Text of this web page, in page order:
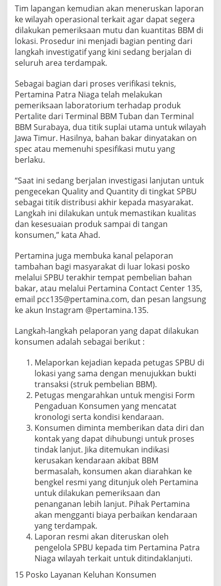
Tim lapangan kemudian akan meneruskan laporan
ke wilayah operasional terkait agar dapat segera
dilakukan pemeriksaan mutu dan kuantitas BBM di
lokasi. Prosedur ini menjadi bagian penting dari
langkah investigatif yang kini sedang berjalan di
seluruh area terdampak.
Sebagai bagian dari proses verifikasi teknis,
Pertamina Patra Niaga telah melakukan
pemeriksaan laboratorium terhadap produk
Pertalite dari Terminal BBM Tuban dan Terminal
BBM Surabaya, dua titik suplai utama untuk wilayah
Jawa Timur. Hasilnya, bahan bakar dinyatakan on
spec atau memenuhi spesifikasi mutu yang
berlaku.
“Saat ini sedang berjalan investigasi lanjutan untuk
pengecekan Quality and Quantity di tingkat SPBU
sebagai titik distribusi akhir kepada masyarakat.
Langkah ini dilakukan untuk memastikan kualitas
dan kesesuaian produk sampai di tangan
konsumen,” kata Ahad.
Pertamina juga membuka kanal pelaporan
tambahan bagi masyarakat di luar lokasi posko
melalui SPBU terakhir tempat pembelian bahan
bakar, atau melalui Pertamina Contact Center 135,
email pcc135@pertamina.com, dan pesan langsung
ke akun Instagram @pertamina.135.
Langkah-langkah pelaporan yang dapat dilakukan
konsumen adalah sebagai berikut :
Melaporkan kejadian kepada petugas SPBU di
lokasi yang sama dengan menujukkan bukti
transaksi (struk pembelian BBM).
Petugas mengarahkan untuk mengisi Form
Pengaduan Konsumen yang mencatat
kronologi serta kondisi kendaraan.
Konsumen diminta memberikan data diri dan
kontak yang dapat dihubungi untuk proses
tindak lanjut. Jika ditemukan indikasi
kerusakan kendaraan akibat BBM
bermasalah, konsumen akan diarahkan ke
bengkel resmi yang ditunjuk oleh Pertamina
untuk dilakukan pemeriksaan dan
penanganan lebih lanjut. Pihak Pertamina
akan mengganti biaya perbaikan kendaraan
yang terdampak.
Laporan resmi akan diteruskan oleh
pengelola SPBU kepada tim Pertamina Patra
Niaga wilayah terkait untuk ditindaklanjuti.
15 Posko Layanan Keluhan Konsumen